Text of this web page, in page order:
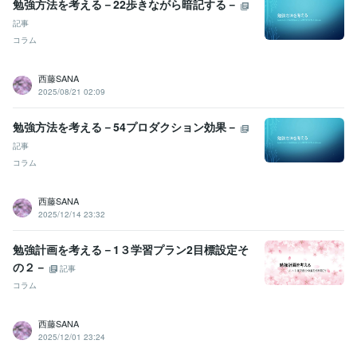
勉強方法を考える－22歩きながら暗記する－
記事
コラム
西藤SANA
2025/08/21 02:09
勉強方法を考える－54プロダクション効果－
記事
コラム
西藤SANA
2025/12/14 23:32
勉強計画を考える－1３学習プラン2目標設定そ
の２－
記事
コラム
西藤SANA
2025/12/01 23:24